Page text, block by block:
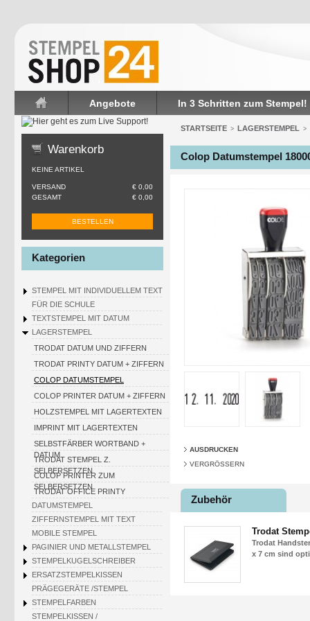
Startseite
Angebote In 3 Schritten zum Stempel!
Warenkorb
KEINE ARTIKEL
VERSAND
€ 0,00
GESAMT
€ 0,00
BESTELLEN
Kategorien
STEMPEL MIT INDIVIDUELLEM TEXT
FÜR DIE SCHULE
TEXTSTEMPEL MIT DATUM
LAGERSTEMPEL
TRODAT DATUM UND ZIFFERN
TRODAT PRINTY DATUM + ZIFFERN
COLOP DATUMSTEMPEL
COLOP PRINTER DATUM + ZIFFERN
HOLZSTEMPEL MIT LAGERTEXTEN
IMPRINT MIT LAGERTEXTEN
SELBSTFÄRBER WORTBAND +
DATUM
TRODAT STEMPEL Z.
SELBERSETZEN
COLOP PRINTER ZUM
SELBERSETZEN
TRODAT OFFICE PRINTY
DATUMSTEMPEL
ZIFFERNSTEMPEL MIT TEXT
MOBILE STEMPEL
PAGINIER UND METALLSTEMPEL
STEMPELKUGELSCHREIBER
ERSATZSTEMPELKISSEN
PRÄGEGERÄTE /STEMPEL
STEMPELFARBEN
STEMPELKISSEN /
STARTSEITE > LAGERSTEMPEL >
Colop Datumstempel
AUSDRUCKEN
VERGRÖSSERN
Zubehör
Trodat
Trodat
x 7 cm sind